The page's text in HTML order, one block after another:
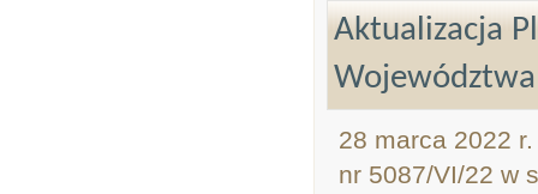
Aktualizacja
28 marca 2022
nr 5087/VI/22 w